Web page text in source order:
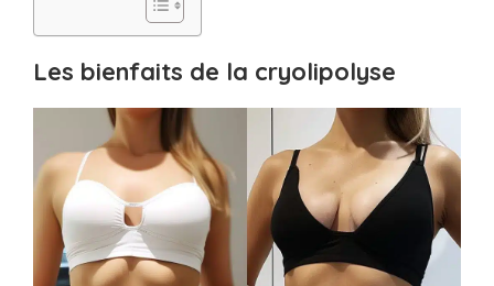
Les bienfaits de la cryolipolyse